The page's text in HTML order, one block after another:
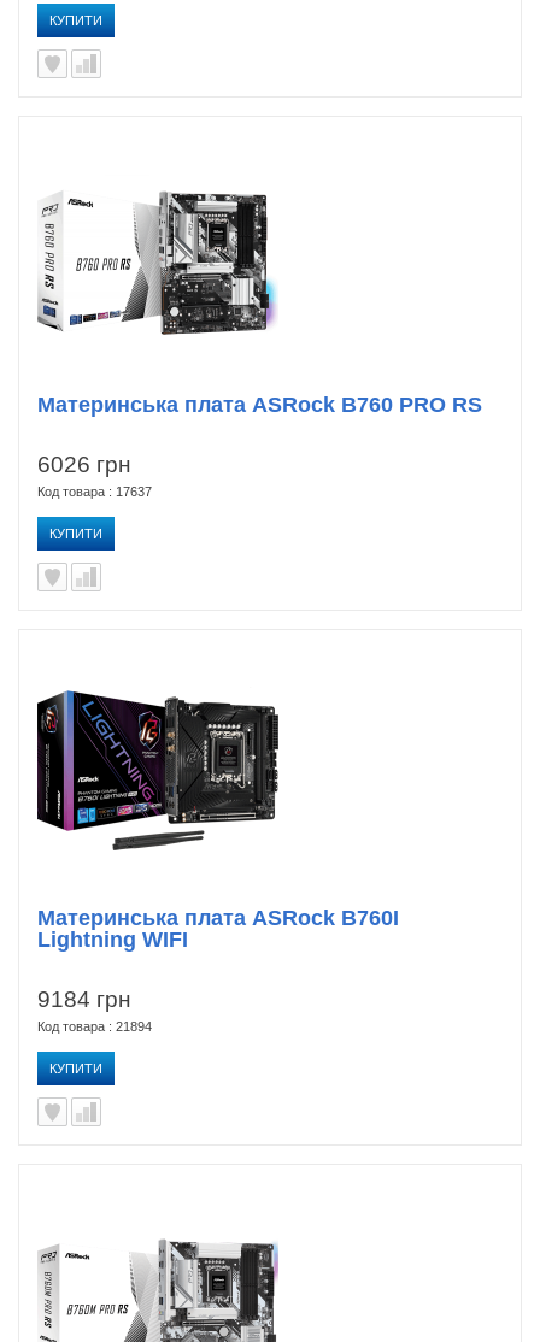
КУПИТИ
6026 грн
Код товара : 17637
КУПИТИ
Материнська плата ASRock B760 PRO RS
9184 грн
Код товара : 21894
КУПИТИ
Материнська плата ASRock B760I
Lightning WIFI